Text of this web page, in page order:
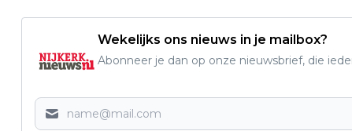
Wekelijks ons nieuws in je mailbox?
Abonneer je dan op onze nieuwsbrief, die